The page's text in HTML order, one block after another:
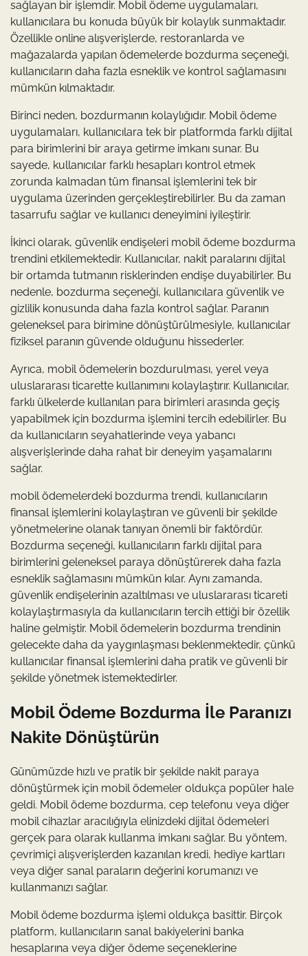
sağlayan bir işlemdir. Mobil ödeme uygulamaları,
kullanıcılara bu konuda büyük bir kolaylık sunmaktadır.
Özellikle online alışverişlerde, restoranlarda ve
mağazalarda yapılan ödemelerde bozdurma seçeneği,
kullanıcıların daha fazla esneklik ve kontrol sağlamasını
mümkün kılmaktadır.
Birinci neden, bozdurmanın kolaylığıdır. Mobil ödeme
uygulamaları, kullanıcılara tek bir platformda farklı dijital
para birimlerini bir araya getirme imkanı sunar. Bu
sayede, kullanıcılar farklı hesapları kontrol etmek
zorunda kalmadan tüm finansal işlemlerini tek bir
uygulama üzerinden gerçekleştirebilirler. Bu da zaman
tasarrufu sağlar ve kullanıcı deneyimini iyileştirir.
İkinci olarak, güvenlik endişeleri mobil ödeme bozdurma
trendini etkilemektedir. Kullanıcılar, nakit paralarını dijital
bir ortamda tutmanın risklerinden endişe duyabilirler. Bu
nedenle, bozdurma seçeneği, kullanıcılara güvenlik ve
gizlilik konusunda daha fazla kontrol sağlar. Paranın
geleneksel para birimine dönüştürülmesiyle, kullanıcılar
fiziksel paranın güvende olduğunu hissederler.
Ayrıca, mobil ödemelerin bozdurulması, yerel veya
uluslararası ticarette kullanımını kolaylaştırır. Kullanıcılar,
farklı ülkelerde kullanılan para birimleri arasında geçiş
yapabilmek için bozdurma işlemini tercih edebilirler. Bu
da kullanıcıların seyahatlerinde veya yabancı
alışverişlerinde daha rahat bir deneyim yaşamalarını
sağlar.
mobil ödemelerdeki bozdurma trendi, kullanıcıların
finansal işlemlerini kolaylaştıran ve güvenli bir şekilde
yönetmelerine olanak tanıyan önemli bir faktördür.
Bozdurma seçeneği, kullanıcıların farklı dijital para
birimlerini geleneksel paraya dönüştürerek daha fazla
esneklik sağlamasını mümkün kılar. Aynı zamanda,
güvenlik endişelerinin azaltılması ve uluslararası ticareti
kolaylaştırmasıyla da kullanıcıların tercih ettiği bir özellik
haline gelmiştir. Mobil ödemelerin bozdurma trendinin
gelecekte daha da yaygınlaşması beklenmektedir, çünkü
kullanıcılar finansal işlemlerini daha pratik ve güvenli bir
şekilde yönetmek istemektedirler.
Mobil Ödeme Bozdurma İle Paranızı
Nakite Dönüştürün
Günümüzde hızlı ve pratik bir şekilde nakit paraya
dönüştürmek için mobil ödemeler oldukça popüler hale
geldi. Mobil ödeme bozdurma, cep telefonu veya diğer
mobil cihazlar aracılığıyla elinizdeki dijital ödemeleri
gerçek para olarak kullanma imkanı sağlar. Bu yöntem,
çevrimiçi alışverişlerden kazanılan kredi, hediye kartları
veya diğer sanal paraların değerini korumanızı ve
kullanmanızı sağlar.
Mobil ödeme bozdurma işlemi oldukça basittir. Birçok
platform, kullanıcıların sanal bakiyelerini banka
hesaplarına veya diğer ödeme seçeneklerine